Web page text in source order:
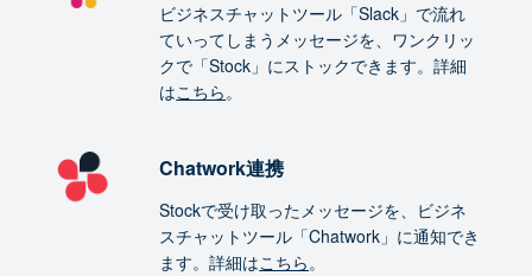
ビジネスチャットツール「Slack」で流れ
ていってしまうメッセージを、ワンクリッ
クで「Stock」にストックできます。詳細
はこちら。
Chatwork連携
Stockで受け取ったメッセージを、ビジネ
スチャットツール「Chatwork」に通知でき
ます。詳細はこちら。